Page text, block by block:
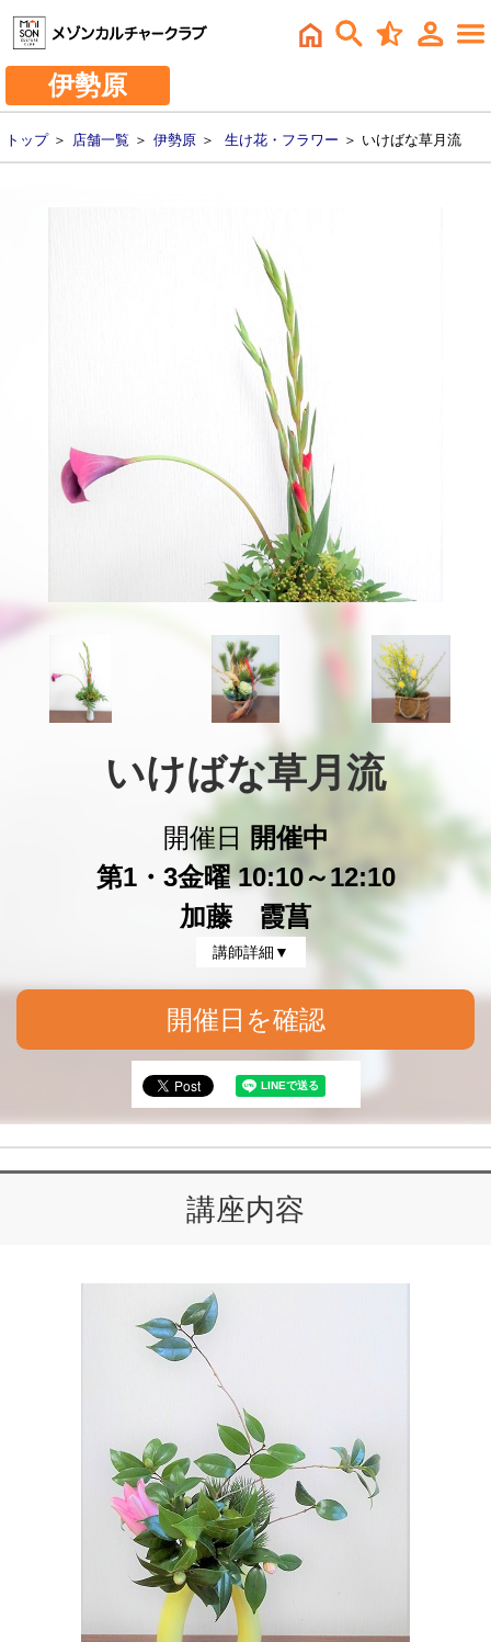
伊勢原
トップ＞ 店舗一覧 ＞ 伊勢原 ＞ 生け花・フラワー ＞ いけばな草月流
いけばな草月流
開催日
開催中
第1・3金曜 10:10～12:10
加藤 霞菖
講師詳細▼
開催日を確認
講座内容